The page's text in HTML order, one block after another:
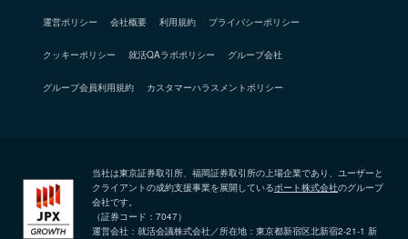
運営ポリシー 会社概要 利用規約 プライバシーポリシー
クッキーポリシー 就活QAラボポリシー グループ会社
グループ会員利用規約 カスタマーハラスメントポリシー
当社は東京証券取引所、福岡証券取引所の上場企業であり、ユーザーと
クライアントの成約支援事業を展開しているポート株式会社のグループ
会社です。
（証券コード：7047）
運営会社：就活会議株式会社／所在地：東京都新宿区北新宿2-21-1 新